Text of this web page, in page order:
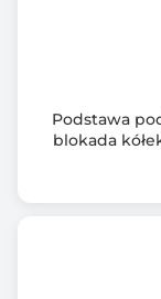
Podstawa
blokada